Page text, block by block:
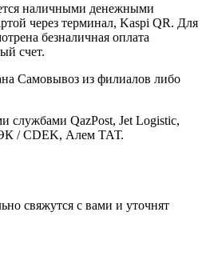
наличными денежными
через терминал, Kaspi QR. Для
безналичная оплата
счет.
Самовывоз из филиалов либо
службами QazPost, Jet Logistic,
/ CDEK, Алем ТАТ.
свяжутся с вами и уточнят